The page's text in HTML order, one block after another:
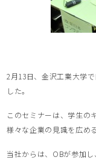
2月13日、金沢工業大学
した。
このセミナーは、学生の
様々な企業の見識を広め
当社からは、OBが参加